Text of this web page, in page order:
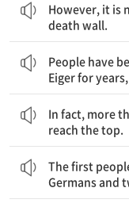
However, it is
death wall.
People have
Eiger for
In fact, more
reach the top.
The first
Germans and